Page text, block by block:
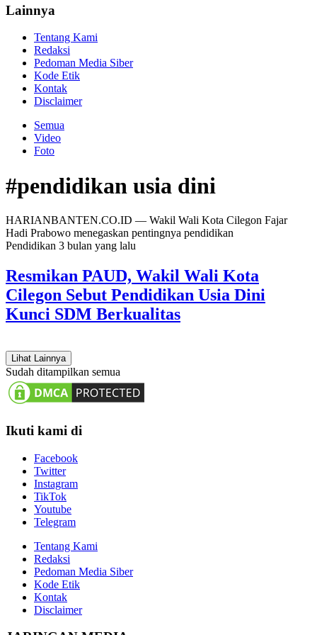
Lainnya
Tentang Kami
Redaksi
Pedoman Media Siber
Kode Etik
Kontak
Disclaimer
Semua
Video
Foto
#pendidikan usia dini
HARIANBANTEN.CO.ID — Wakil Wali Kota Cilegon Fajar
Hadi Prabowo menegaskan pentingnya pendidikan
Pendidikan 3 bulan yang lalu
Resmikan PAUD, Wakil Wali Kota
Cilegon Sebut Pendidikan Usia Dini
Kunci SDM Berkualitas
Lihat Lainnya
Sudah ditampilkan semua
Ikuti kami di
Facebook
Twitter
Instagram
TikTok
Youtube
Telegram
Tentang Kami
Redaksi
Pedoman Media Siber
Kode Etik
Kontak
Disclaimer